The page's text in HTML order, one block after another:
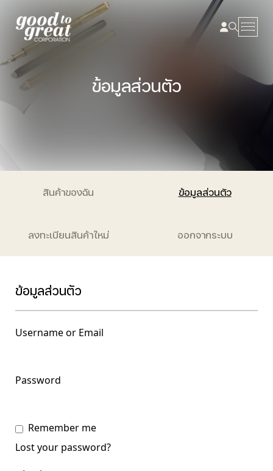
ข้อมูลส่วนตัว
สินค้าของฉัน ข้อมูลส่วนตัว
ลงทะเบียนสินค้าใหม่ ออกจากระบบ
ข้อมูลส่วนตัว
Username or Email
Password
Remember me
Lost your password?